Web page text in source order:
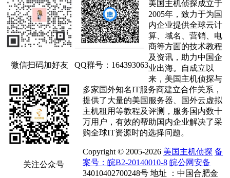
微信扫码加好友 QQ群号：164393063
关注公众号
美国主机侦探成立于
2005年，致力于为国
内企业提供全球云计
算、域名、营销、电
商等方面的技术教程
及资讯，助力中国企
业出海。自成立以
来，美国主机侦探与
多家国外知名IT服务商建立合作关系，
提供了大量的美国服务器、国外云虚拟
主机租用等教程及评测，服务国内数十
万用户，有效的帮助国内企业解决了采
购全球IT资源时的选择问题。
Copyright © 2005-2026 美国主机侦探 备
案号：皖B2-20140010-8 皖公网安备
34010402700248号 地址 ：中国合肥金